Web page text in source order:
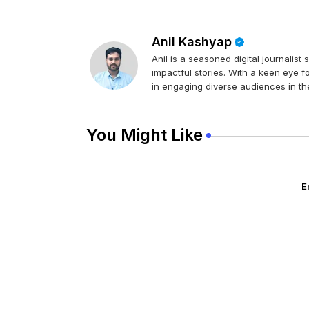
Anil Kashyap
Anil is a seasoned digital journalist
impactful stories. With a keen eye
in engaging diverse audiences in
You Might Like